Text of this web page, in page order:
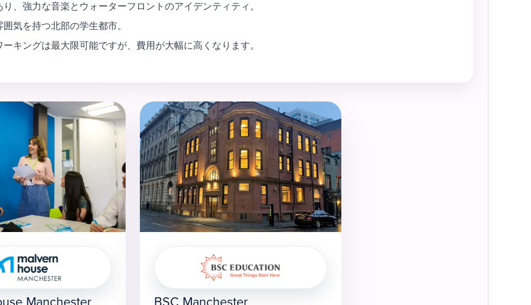
、強力な音楽とウォーターフロントのアイデンティティ。
気を持つ北部の学生都市。
キングは最大限可能ですが、費用が大幅に高くなります。
Manchester BSC Manchester